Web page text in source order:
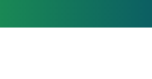
Sciences Kaiserslautern